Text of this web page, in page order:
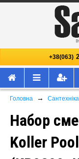
+38(063)
Головна →
Набор
Koller